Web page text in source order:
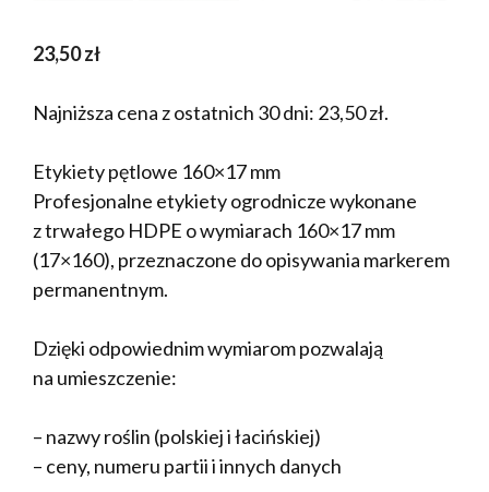
23,50zł
Najniższa cena z ostatnich 30 dni: 23,50zł.
Etykiety pętlowe 160×17 mm
Profesjonalne etykiety ogrodnicze wykonane
z trwałego HDPE o wymiarach 160×17 mm
(17×160), przeznaczone do opisywania markerem
permanentnym.
Dzięki odpowiednim wymiarom pozwalają
na umieszczenie:
– nazwy roślin (polskiej i łacińskiej)
– ceny, numeru partii i innych danych